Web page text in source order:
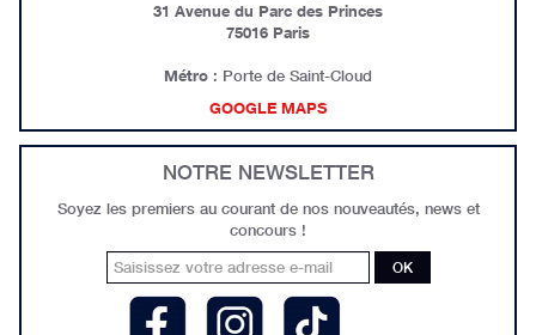
31 Avenue du Parc des Princes
75016 Paris
Métro : Porte de Saint-Cloud
GOOGLE MAPS
NOTRE NEWSLETTER
Soyez les premiers au courant de nos nouveautés, news et
concours !
OK